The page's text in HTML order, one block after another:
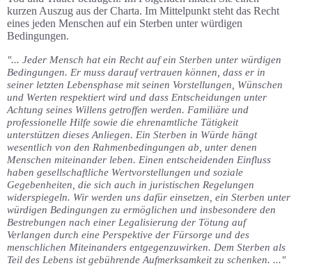
kurzen Auszug aus der Charta. Im Mittelpunkt steht das Recht
eines jeden Menschen auf ein Sterben unter würdigen
Bedingungen.
"... Jeder Mensch hat ein Recht auf ein Sterben unter würdigen
Bedingungen. Er muss darauf vertrauen können, dass er in
seiner letzten Lebensphase mit seinen Vorstellungen, Wünschen
und Werten respektiert wird und dass Entscheidungen unter
Achtung seines Willens getroffen werden. Familiäre und
professionelle Hilfe sowie die ehrenamtliche Tätigkeit
unterstützen dieses Anliegen. Ein Sterben in Würde hängt
wesentlich von den Rahmenbedingungen ab, unter denen
Menschen miteinander leben. Einen entscheidenden Einfluss
haben gesellschaftliche Wertvorstellungen und soziale
Gegebenheiten, die sich auch in juristischen Regelungen
widerspiegeln. Wir werden uns dafür einsetzen, ein Sterben unter
würdigen Bedingungen zu ermöglichen und insbesondere den
Bestrebungen nach einer Legalisierung der Tötung auf
Verlangen durch eine Perspektive der Fürsorge und des
menschlichen Miteinanders entgegenzuwirken. Dem Sterben als
Teil des Lebens ist gebührende Aufmerksamkeit zu schenken. ..."